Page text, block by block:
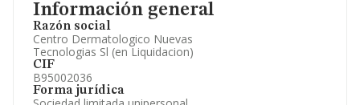
Información general
Razón social
Centro Dermatologico Nuevas
Tecnologias Sl (en Liquidacion)
CIF
B95002036
Forma jurídica